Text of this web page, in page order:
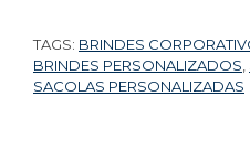
TAGS: BRINDES
BRINDES PERSONALIZADOS
SACOLAS PERSONALIZADAS